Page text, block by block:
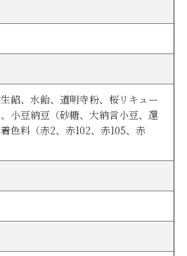
餡、水飴、道明寺粉、桜リキュー
小豆納豆（砂糖、大納言小豆、還
色料（赤2、赤102、赤105、赤